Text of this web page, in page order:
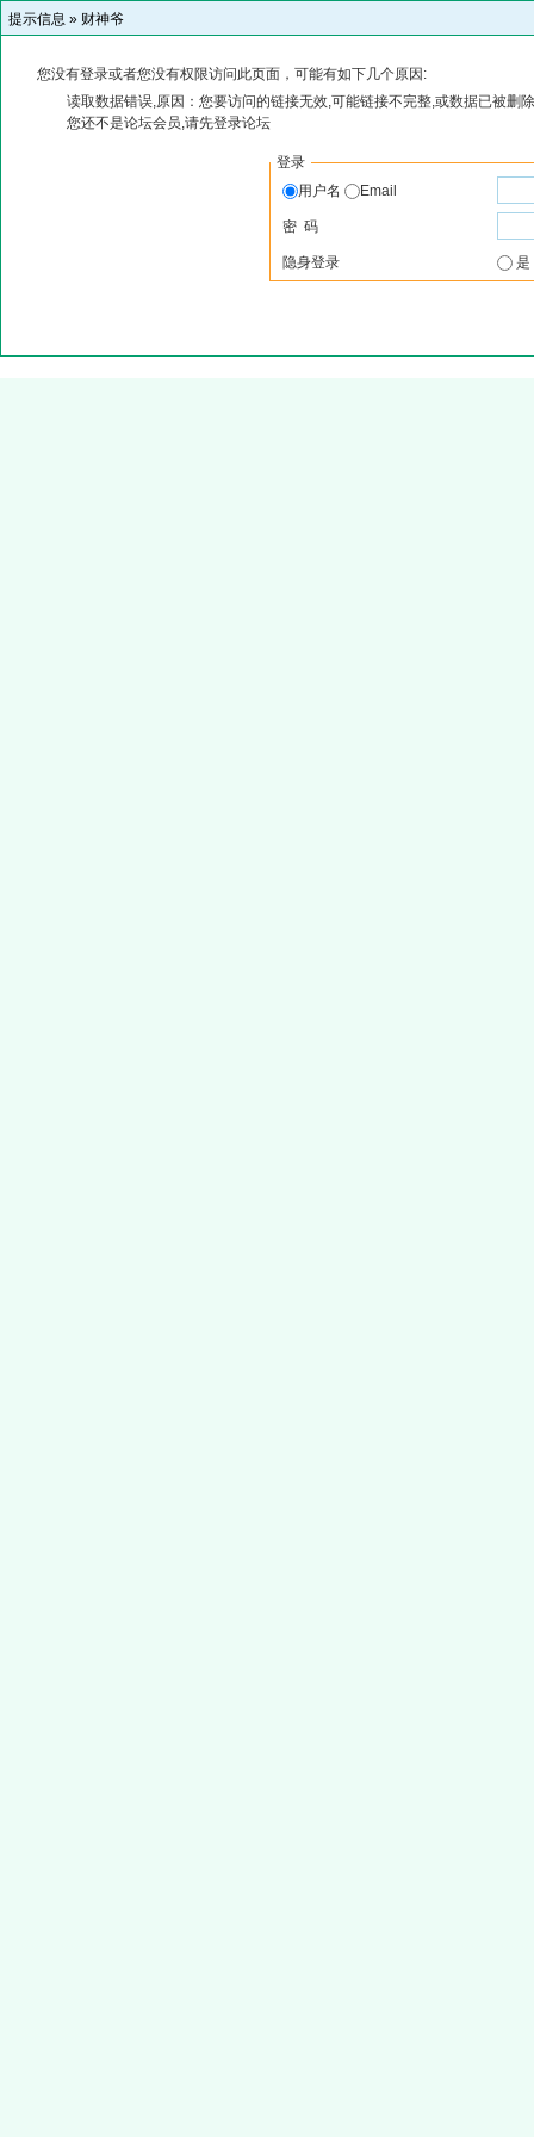
提示信息 » 财神爷
您没有登录或者您没有权限访问此页面，可能有如下几个原因:
读取数据错误,原因：您要访问的链接无效,可能链接不完整,或数据已被删
您还不是论坛会员,请先登录论坛
登录
用户名
Email
密 码
隐身登录